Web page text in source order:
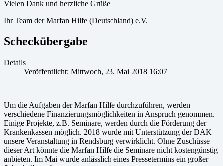
Vielen Dank und herzliche Grüße
Ihr Team der Marfan Hilfe (Deutschland) e.V.
Scheckübergabe
Details
Veröffentlicht: Mittwoch, 23. Mai 2018 16:07
Um die Aufgaben der Marfan Hilfe durchzuführen, werden
verschiedene Finanzierungsmöglichkeiten in Anspruch genommen.
Einige Projekte, z.B. Seminare, werden durch die Förderung der
Krankenkassen möglich. 2018 wurde mit Unterstützung der DAK
unsere Veranstaltung in Rendsburg verwirklicht. Ohne Zuschüsse
dieser Art könnte die Marfan Hilfe die Seminare nicht kostengünstig
anbieten. Im Mai wurde anlässlich eines Pressetermins ein großer